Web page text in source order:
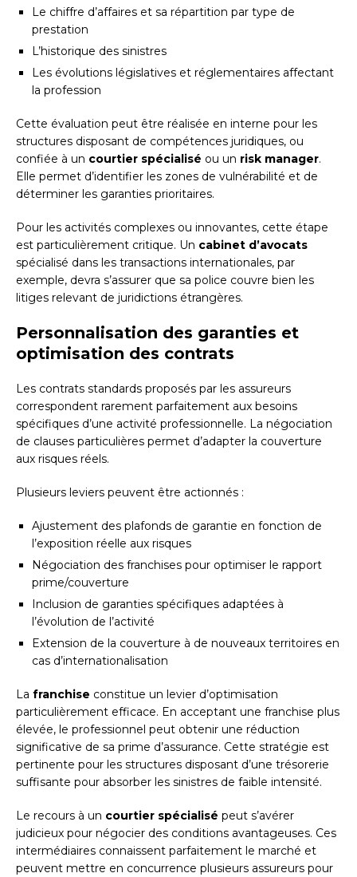
Le chiffre d’affaires et sa répartition par type de
prestation
L’historique des sinistres
Les évolutions législatives et réglementaires affectant
la profession
Cette évaluation peut être réalisée en interne pour les
structures disposant de compétences juridiques, ou
confiée à un courtier spécialisé ou un risk manager.
Elle permet d’identifier les zones de vulnérabilité et de
déterminer les garanties prioritaires.
Pour les activités complexes ou innovantes, cette étape
est particulièrement critique. Un cabinet d’avocats
spécialisé dans les transactions internationales, par
exemple, devra s’assurer que sa police couvre bien les
litiges relevant de juridictions étrangères.
Personnalisation des garanties et
optimisation des contrats
Les contrats standards proposés par les assureurs
correspondent rarement parfaitement aux besoins
spécifiques d’une activité professionnelle. La négociation
de clauses particulières permet d’adapter la couverture
aux risques réels.
Plusieurs leviers peuvent être actionnés :
Ajustement des plafonds de garantie en fonction de
l’exposition réelle aux risques
Négociation des franchises pour optimiser le rapport
prime/couverture
Inclusion de garanties spécifiques adaptées à
l’évolution de l’activité
Extension de la couverture à de nouveaux territoires en
cas d’internationalisation
La franchise constitue un levier d’optimisation
particulièrement efficace. En acceptant une franchise plus
élevée, le professionnel peut obtenir une réduction
significative de sa prime d’assurance. Cette stratégie est
pertinente pour les structures disposant d’une trésorerie
suffisante pour absorber les sinistres de faible intensité.
Le recours à un courtier spécialisé peut s’avérer
judicieux pour négocier des conditions avantageuses. Ces
intermédiaires connaissent parfaitement le marché et
peuvent mettre en concurrence plusieurs assureurs pour